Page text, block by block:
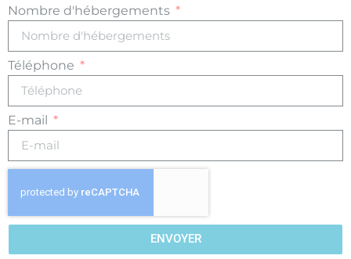
Nombre d'hébergements
Téléphone
E-mail
ENVOYER